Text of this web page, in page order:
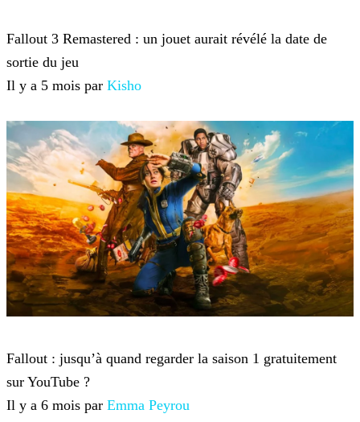
Fallout 3 Remastered : un jouet aurait révélé la date de
sortie du jeu
Il y a 5 mois par Kisho
Fallout : jusqu’à quand regarder la saison 1 gratuitement
sur YouTube ?
Il y a 6 mois par Emma Peyrou